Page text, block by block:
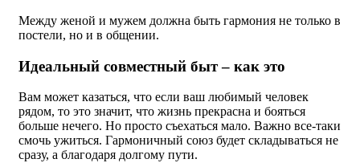
Между женой и мужем должна быть гармония не только в
постели, но и в общении.
Идеальный совместный быт – как это
Вам может казаться, что если ваш любимый человек
рядом, то это значит, что жизнь прекрасна и бояться
больше нечего. Но просто съехаться мало. Важно все-таки
смочь ужиться. Гармоничный союз будет складываться не
сразу, а благодаря долгому пути.